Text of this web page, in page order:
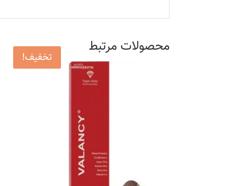
محصولات مرتبط
تخفیف!